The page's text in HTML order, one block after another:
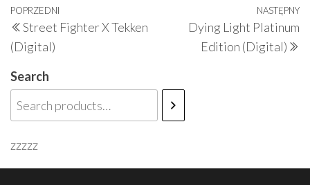
Nawigacja
wpisu
Poprzedni
wpis
POPRZEDNI
Street Fighter X Tekken
(Digital)
NASTĘPNY
Dying Light Platinum
Edition (Digital)
Search
zzzzz